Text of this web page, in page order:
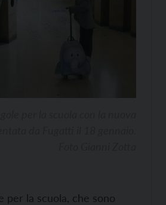
per la scuola, che sono